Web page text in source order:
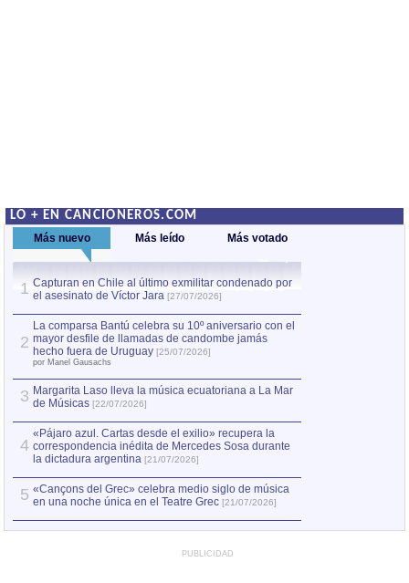
LO + EN CANCIONEROS.COM
Más nuevo Más leído Más votado
1 Capturan en Chile al último exmilitar condenado por
el asesinato de Víctor Jara [27/07/2026]
2
La comparsa Bantú celebra su 10º aniversario con el
mayor desfile de llamadas de candombe jamás
hecho fuera de Uruguay [25/07/2026]
por Manel Gausachs
3 Margarita Laso lleva la música ecuatoriana a La Mar
de Músicas [22/07/2026]
4
«Pájaro azul. Cartas desde el exilio» recupera la
correspondencia inédita de Mercedes Sosa durante
la dictadura argentina [21/07/2026]
5 «Cançons del Grec» celebra medio siglo de música
en una noche única en el Teatre Grec [21/07/2026]
PUBLICIDAD